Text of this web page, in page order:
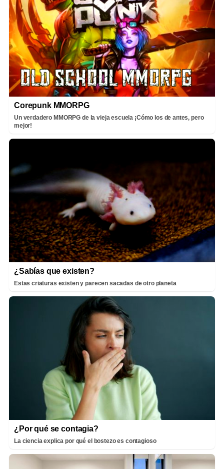
Corepunk MMORPG
Un verdadero MMORPG de la vieja escuela ¡Cómo los de antes, pero
mejor!
¿Sabías que existen?
Estas criaturas existen y parecen sacadas de otro planeta
¿Por qué se contagia?
La ciencia explica por qué el bostezo es contagioso